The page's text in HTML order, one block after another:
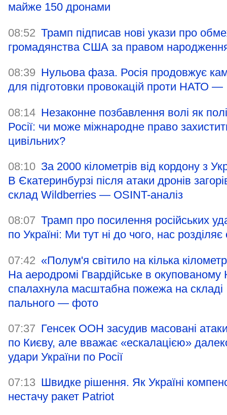
майже 150 дронами
08:52 Трамп підписав нові укази про
громадянства США за правом
08:39 Нульова фаза. Росія продовжує
для підготовки провокацій проти НАТО —
08:14 Незаконне позбавлення волі як
Росії: чи може міжнародне право
цивільних?
08:10 За 2000 кілометрів від кордону з
В Єкатеринбурзі після атаки дронів
склад Wildberries — OSINT-аналіз
08:07 Трамп про посилення російських
по Україні: Ми тут ні до чого, нас розділяє
07:42 «Полум'я світило на кілька
На аеродромі Гвардійське в окупованому
спалахнула масштабна пожежа на складі
пального — фото
07:37 Генсек ООН засудив масовані
по Києву, але вважає «ескалацією»
удари України по Росії
07:13 Швидке рішення. Як Україні
нестачу ракет Patriot